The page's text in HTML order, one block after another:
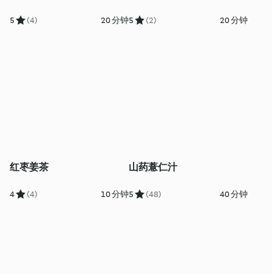
5 (4) 20 分钟5 (2) 20 分钟
红枣姜茶
4 (4) 10 分钟
山药薏仁汁
5 (48) 40 分钟